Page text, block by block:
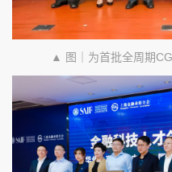
▲ 图｜为首批全周期